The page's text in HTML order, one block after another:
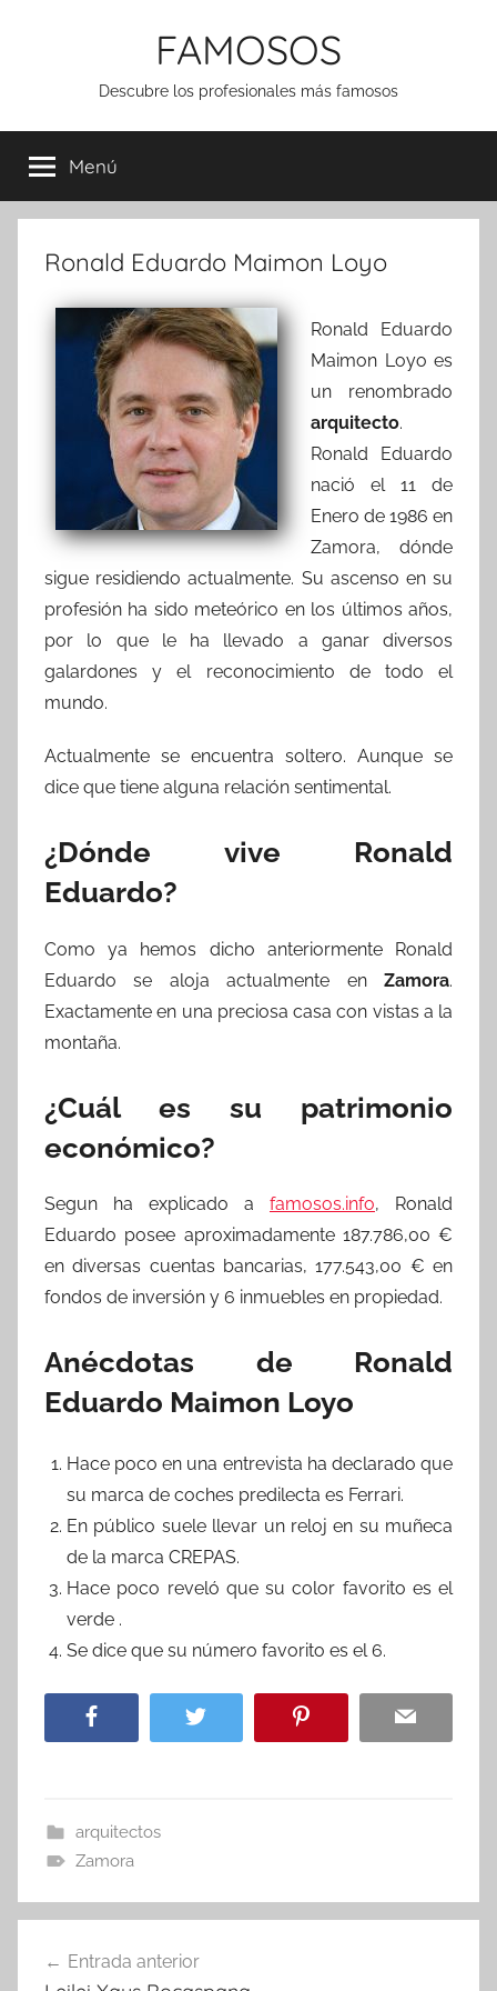
FAMOSOS
Descubre los profesionales más famosos
Menú
Ronald Eduardo Maimon Loyo
Ronald Eduardo
Maimon Loyo es
un renombrado
arquitecto.
Ronald Eduardo
nació el 11 de
Enero de 1986 en
Zamora, dónde
sigue residiendo actualmente. Su ascenso en su
profesión ha sido meteórico en los últimos años,
por lo que le ha llevado a ganar diversos
galardones y el reconocimiento de todo el
mundo.
Actualmente se encuentra soltero. Aunque se
dice que tiene alguna relación sentimental.
¿Dónde vive Ronald
Eduardo?
Como ya hemos dicho anteriormente Ronald
Eduardo se aloja actualmente en Zamora.
Exactamente en una preciosa casa con vistas a la
montaña.
¿Cuál es su patrimonio
económico?
Segun ha explicado a famosos.info, Ronald
Eduardo posee aproximadamente 187.786,00 €
en diversas cuentas bancarias, 177.543,00 € en
fondos de inversión y 6 inmuebles en propiedad.
Anécdotas de Ronald
Eduardo Maimon Loyo
Hace poco en una entrevista ha declarado que
su marca de coches predilecta es Ferrari.
En público suele llevar un reloj en su muñeca
de la marca CREPAS.
Hace poco reveló que su color favorito es el
verde .
Se dice que su número favorito es el 6.
arquitectos
Zamora
de
Entrada anterior